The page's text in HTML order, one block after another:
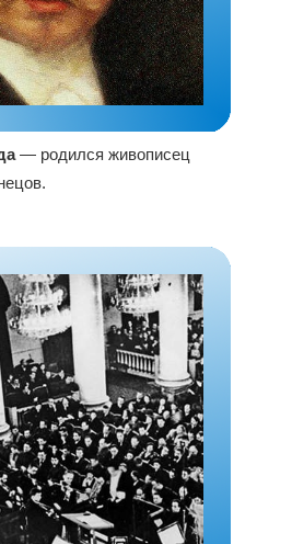
— родился живописец